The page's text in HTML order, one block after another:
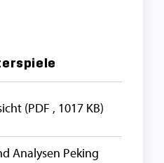
(PDF , 1017 KB)
Analysen Peking